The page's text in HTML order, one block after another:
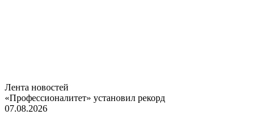
Лента новостей
«Профессионалитет» установил рекорд
07.08.2026